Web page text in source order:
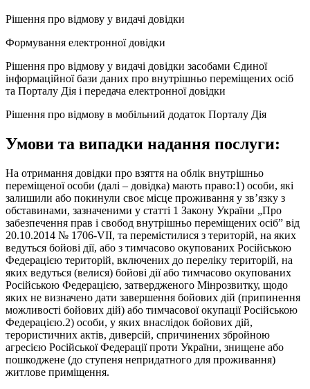
Рішення про відмову у видачі довідки
Формування електронної довідки
Рішення про відмову у видачі довідки засобами Єдиної
інформаційної бази даних про внутрішньо переміщених осіб
та Порталу Дія і передача електронної довідки
Рішення про відмову в мобільний додаток Порталу Дія
Умови та випадки надання послуги:
На отримання довідки про взяття на облік внутрішньо
переміщеної особи (далі – довідка) мають право:1) особи, які
залишили або покинули своє місце проживання у зв’язку з
обставинами, зазначеними у статті 1 Закону України „Про
забезпечення прав і свобод внутрішньо переміщених осіб” від
20.10.2014 № 1706-VII, та перемістилися з територій, на яких
ведуться бойові дії, або з тимчасово окупованих Російською
Федерацією територій, включених до переліку територій, на
яких ведуться (велися) бойові дії або тимчасово окупованих
Російською Федерацією, затвердженого Мінрозвитку, щодо
яких не визначено дати завершення бойових дій (припинення
можливості бойових дій) або тимчасової окупації Російською
Федерацією.2) особи, у яких внаслідок бойових дій,
терористичних актів, диверсій, спричинених збройною
агресією Російської Федерації проти України, знищене або
пошкоджене (до ступеня непридатного для проживання)
житлове приміщення.